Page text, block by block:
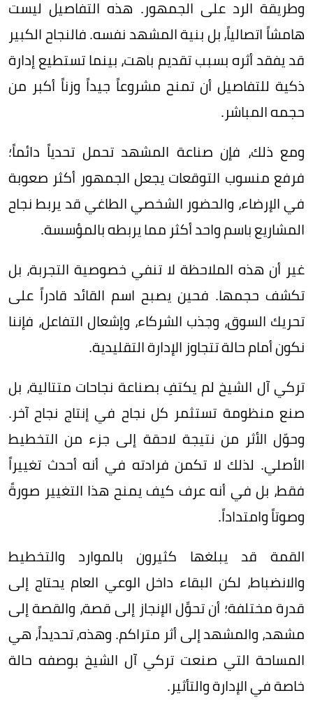
وطريقة الرد على الجمهور. هذه التفاصيل ليست
هامشاً اتصالياً، بل بنية المشهد نفسه. فالنجاح الكبير
قد يفقد أثره بسبب تقديم باهت، بينما تستطيع إدارة
ذكية للتفاصيل أن تمنح مشروعاً جيداً وزناً أكبر من
حجمه المباشر.
ومع ذلك، فإن صناعة المشهد تحمل تحدياً دائماً؛
فرفع منسوب التوقعات يجعل الجمهور أكثر صعوبة
في الإرضاء، والحضور الشخصي الطاغي قد يربط نجاح
المشاريع باسم واحد أكثر مما يربطه بالمؤسسة.
غير أن هذه الملاحظة لا تنفي خصوصية التجربة، بل
تكشف حجمها. فحين يصبح اسم القائد قادراً على
تحريك السوق، وجذب الشركاء، وإشعال التفاعل، فإننا
نكون أمام حالة تتجاوز الإدارة التقليدية.
تركي آل الشيخ لم يكتفِ بصناعة نجاحات متتالية، بل
صنع منظومة تستثمر كل نجاح في إنتاج نجاح آخر.
وحوّل الأثر من نتيجة لاحقة إلى جزء من التخطيط
الأصلي. لذلك لا تكمن فرادته في أنه أحدث تغييراً
فقط، بل في أنه عرف كيف يمنح هذا التغيير صورةً
وصوتاً وامتداداً.
القمة قد يبلغها كثيرون بالموارد والتخطيط
والانضباط، لكن البقاء داخل الوعي العام يحتاج إلى
قدرة مختلفة؛ أن تحوِّل الإنجاز إلى قصة، والقصة إلى
مشهد، والمشهد إلى أثر متراكم. وهذه، تحديداً، هي
المساحة التي صنعت تركي آل الشيخ بوصفه حالة
خاصة في الإدارة والتأثير.